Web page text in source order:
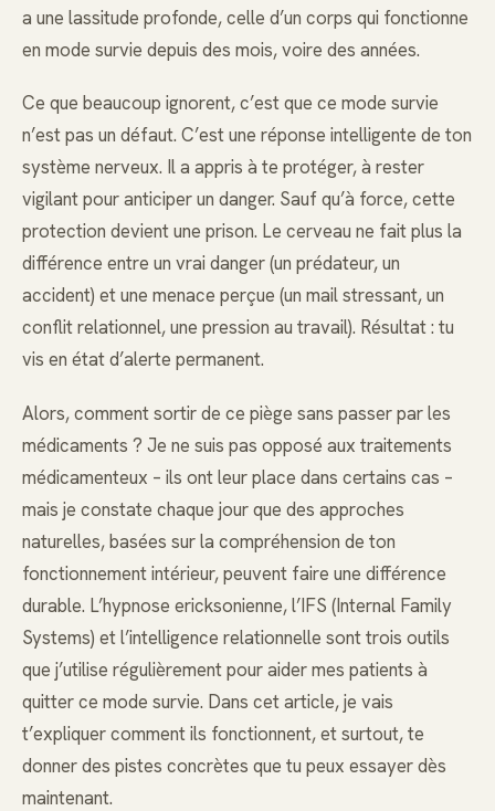
a une lassitude profonde, celle d’un corps qui fonctionne
en mode survie depuis des mois, voire des années.
Ce que beaucoup ignorent, c’est que ce mode survie
n’est pas un défaut. C’est une réponse intelligente de ton
système nerveux. Il a appris à te protéger, à rester
vigilant pour anticiper un danger. Sauf qu’à force, cette
protection devient une prison. Le cerveau ne fait plus la
différence entre un vrai danger (un prédateur, un
accident) et une menace perçue (un mail stressant, un
conflit relationnel, une pression au travail). Résultat : tu
vis en état d’alerte permanent.
Alors, comment sortir de ce piège sans passer par les
médicaments ? Je ne suis pas opposé aux traitements
médicamenteux – ils ont leur place dans certains cas –
mais je constate chaque jour que des approches
naturelles, basées sur la compréhension de ton
fonctionnement intérieur, peuvent faire une différence
durable. L’hypnose ericksonienne, l’IFS (Internal Family
Systems) et l’intelligence relationnelle sont trois outils
que j’utilise régulièrement pour aider mes patients à
quitter ce mode survie. Dans cet article, je vais
t’expliquer comment ils fonctionnent, et surtout, te
donner des pistes concrètes que tu peux essayer dès
maintenant.